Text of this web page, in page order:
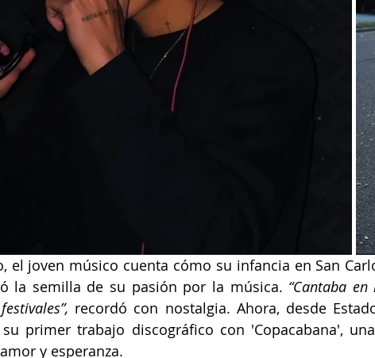
el joven músico cuenta cómo su infancia en San
la semilla de su pasión por la música. “Cantaba
recordó con nostalgia. Ahora, desde
primer trabajo discográfico con 'Copacabana',
y esperanza.